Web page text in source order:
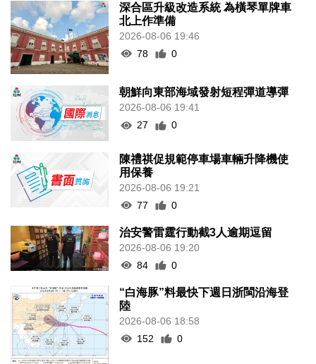
深合區升級改造系統 為橫琴單牌車
北上作準備
2026-08-06 19:46
78
0
朝鮮向東部海域發射短程彈道導彈
2026-08-06 19:41
27
0
陳禮祺促規範停車場車輛升降機使
用保養
2026-08-06 19:21
77
0
治安警雷霆行動截3人逾期逗留
2026-08-06 19:20
84
0
“白海豚”料最快下週日浙閩沿海登
陸
2026-08-06 18:58
152
0